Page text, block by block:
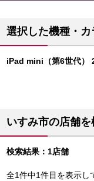
選択した機種・カ
iPad mini（第6世代）
いすみ市の店舗
検索結果：1店舗
全1件中1件目を表示し